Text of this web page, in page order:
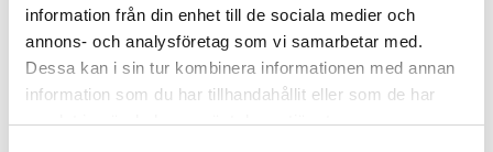
information från din enhet till de sociala medier och
annons- och analysföretag som vi samarbetar med.
Dessa kan i sin tur kombinera informationen med annan
information som du har tillhandahållit eller som de har
samlat in när du har använt deras tjänster.
Bemannia är certifierat enligt:
SS-EN ISO 9001:2015, Ledningssystem för kvalitet,
SS-EN ISO 14001:2015, Miljöledningssystem – krav och
vägledning,
SS-ISO 45001:2023, Ledningssystem för arbetsmiljö samt
SS-ISO/IEC 27001:2022, Ledningssystem för informationssäkerhet.